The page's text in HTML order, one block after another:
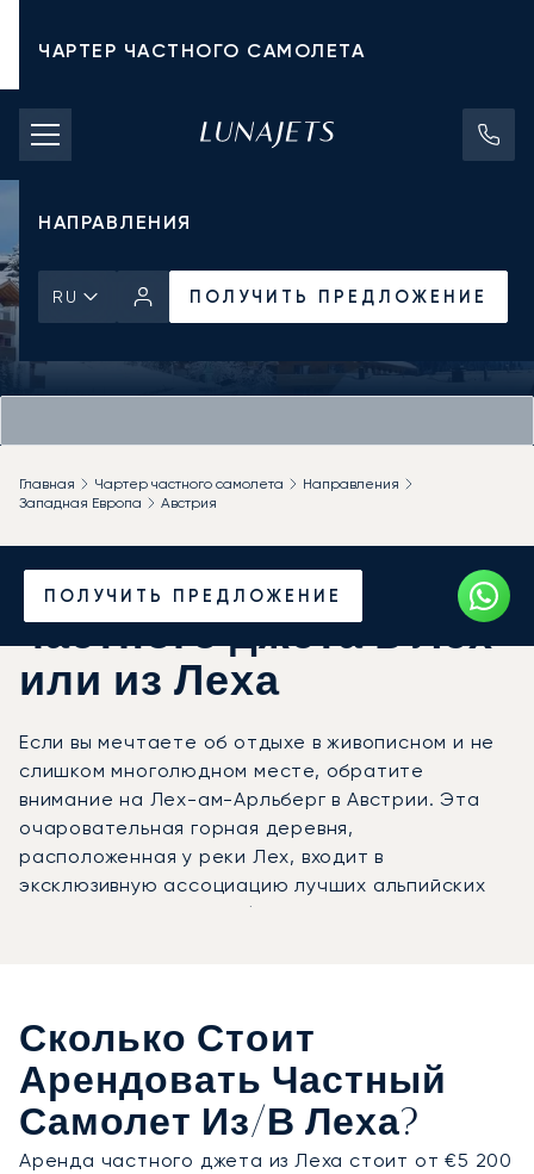
ЧАРТЕР ЧАСТНОГО САМОЛЕТА
СТОИМОСТЬ ЧАРТЕРА
ЧАСТНЫЕ САМОЛЕТЫ
НАПРАВЛЕНИЯ
RU ПОЛУЧИТЬ ПРЕДЛОЖЕНИЕ
ПОЛУЧИТЬ ПРЕДЛОЖЕНИЕ
Главная Чартер частного самолета
Направления
Западная Европа
Австрия
Закажите аренду
частного джета в Лех
или из Леха
Если вы мечтаете об отдыхе в живописном и не
слишком многолюдном месте, обратите
внимание на Лех-ам-Арльберг в Австрии. Эта
очаровательная горная деревня,
расположенная у реки Лех, входит в
эксклюзивную ассоциацию лучших альпийских
курортов Best of the Alps.
Сколько Стоит
Арендовать Частный
Самолет Из/в Леха?
Аренда частного джета из Леха стоит от €5 200